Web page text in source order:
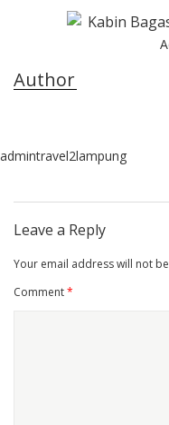
Author
admintravel2lampung
Leave a Reply
Your email address will not
Comment*